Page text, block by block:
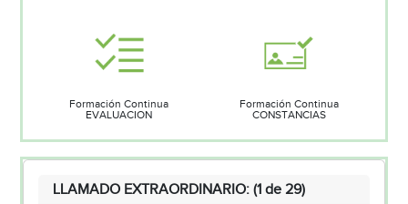
Formación Continua
EVALUACION
Formación Continua
CONSTANCIAS
LLAMADO EXTRAORDINARIO: (1 de 29)